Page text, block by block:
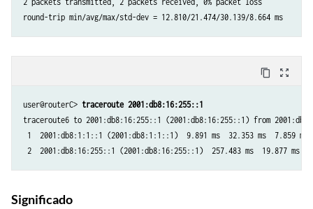
content_copy zoom_out_map
user@routerC> traceroute 2001:db8:16:255::1
traceroute6 to 2001:db8:16:255::1 (2001:db8:16:255::1) from
1  2001:db8:1:1::1 (2001:db8:1:1::1)  9.891 ms  32.353 ms  7.859 ms
Significado